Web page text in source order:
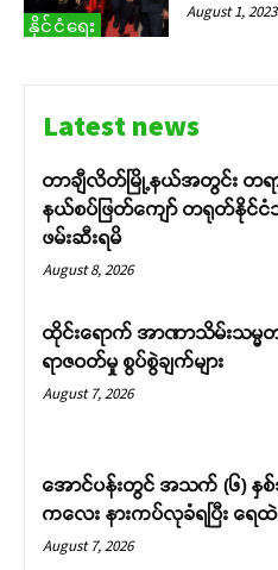
နိုင်ငံရေး
August 1, 2023
Latest news
တာချီလိတ်မြို့နယ်အတွင်း တရာ
နယ်စပ်ဖြတ်ကျော် တရုတ်နိုင်ငံသာ
ဖမ်းဆီးရမိ
August 8, 2026
ထိုင်းရောက် အာဏာသိမ်းသမ္မ
ရာဇဝတ်မှု စွပ်စွဲချက်များ
August 7, 2026
အောင်ပန်းတွင် အသက် (၆) နှ
ကလေး နားကပ်လုခံရပြီး ရေထဲ
August 7, 2026